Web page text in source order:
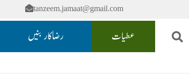
tanzeem.jamaat@gmail.com
عطیات رضاکار بنیں